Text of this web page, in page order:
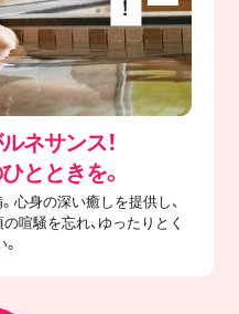
ネサンス！
とときを。
心身の深い癒しを提供し、
喧騒を忘れ、ゆったりとく